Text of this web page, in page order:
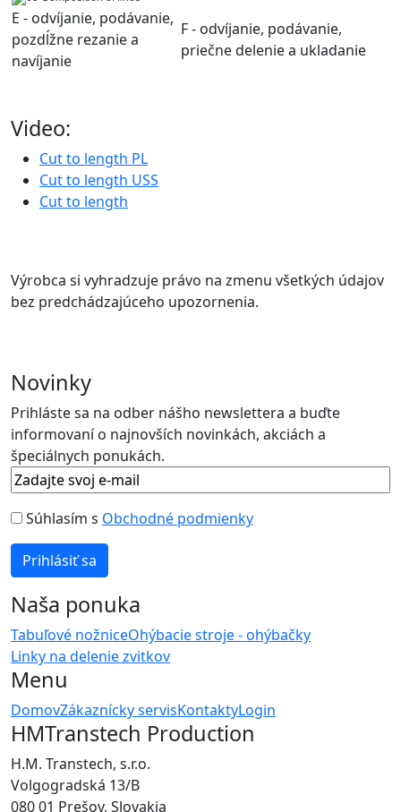
E - odvíjanie, podávanie,
pozdĺžne rezanie a
navíjanie
F - odvíjanie, podávanie,
priečne delenie a ukladanie
Video:
Cut to length PL
Cut to length USS
Cut to length
Výrobca si vyhradzuje právo na zmenu všetkých údajov
bez predchádzajúceho upozornenia.
Novinky
Prihláste sa na odber nášho newslettera a buďte
informovaní o najnovších novinkách, akciách a
špeciálnych ponukách.
Súhlasím s Obchodné podmienky
Naša ponuka
Tabuľové nožniceOhýbacie stroje - ohýbačky
Linky na delenie zvitkov
Menu
DomovZákaznícky servisKontaktyLogin
HMTranstech Production
H.M. Transtech, s.r.o.
Volgogradská 13/B
080 01 Prešov, Slovakia